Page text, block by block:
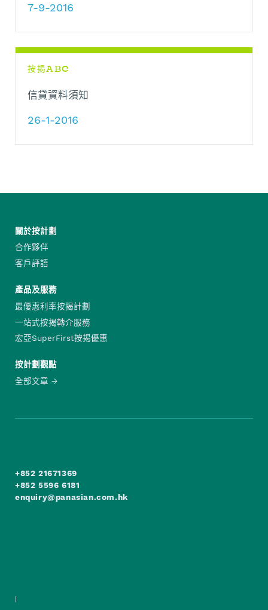
7-9-2016
按揭ABC
信貸資料須知
26-1-2016
關於按計劃
合作夥伴
客戶評語
產品及服務
最優惠利率按揭計劃
一站式按揭轉介服務
宏亞SuperFirst按揭優惠
按計劃觀點
全部文章
+852 21671369
+852 5596 6181
enquiry@panasian.com.hk